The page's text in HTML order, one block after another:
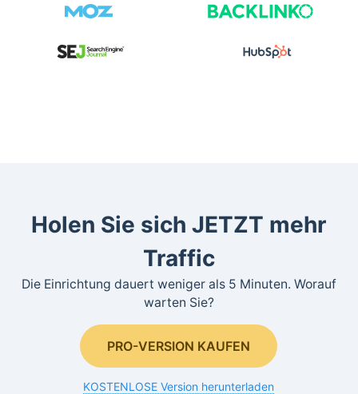
Holen Sie sich JETZT mehr
Traffic
Die Einrichtung dauert weniger als 5 Minuten. Worauf
warten Sie?
PRO-VERSION KAUFEN
KOSTENLOSE Version herunterladen